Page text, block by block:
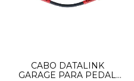
CABO DATALINK
GARAGE PARA PEDAL